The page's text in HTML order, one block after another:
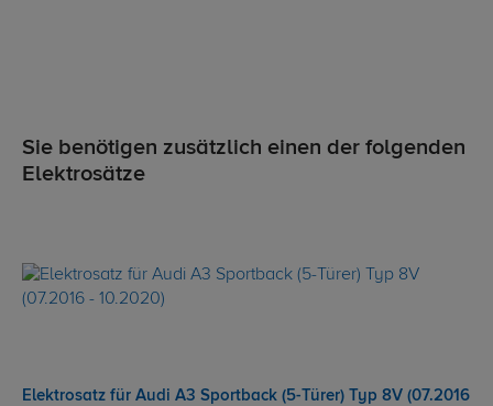
Sie benötigen zusätzlich einen der folgenden
Elektrosätze
Elektrosatz für Audi A3 Sportback (5-Türer) Typ 8V (07.2016